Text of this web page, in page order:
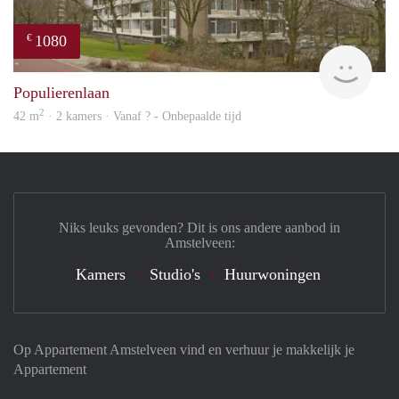
€ 1080
Populierenlaan
42 m2 · 2 kamers · Vanaf ? - Onbepaalde tijd
Op Appartement Amstelveen vind en verhuur je makkelijk je
Appartement
Niks leuks gevonden? Dit is ons andere aanbod in
Amstelveen:
Kamers Studio's Huurwoningen